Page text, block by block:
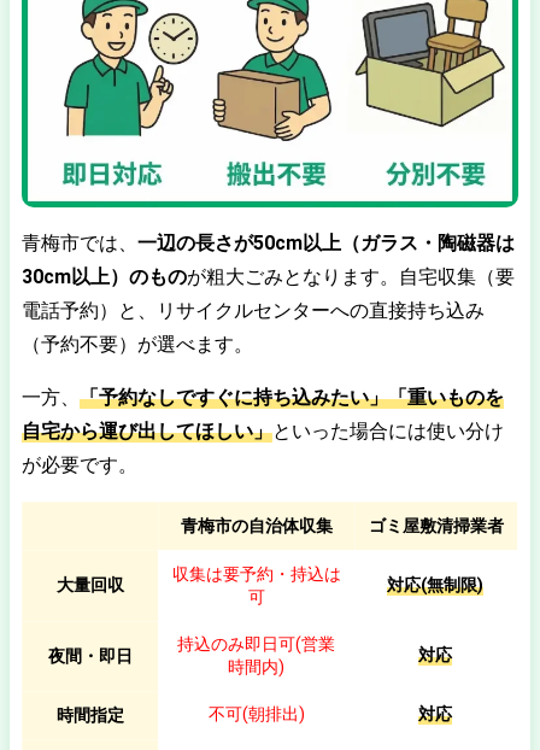
青梅市では、 一辺の長さが50cm以上（ガラス・陶磁器は
30cm以上）のものが粗大ごみとなります。自宅収集（要
電話予約）と、リサイクルセンターへの直接持ち込み
（予約不要）が選べます。
一方、 「予約なしですぐに持ち込みたい」「重いものを
自宅から運び出してほしい」といった場合には使い分け
が必要です。
青梅市の自治体収集 ゴミ屋敷清掃業者
大量回収
収集は要予約・持込は
可
対応(無制限)
夜間・即日
持込のみ即日可(営業
時間内)
対応
時間指定 不可(朝排出) 対応